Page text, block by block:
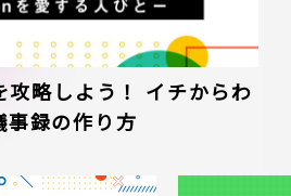
攻略しよう！ イチからわ
事録の作り方